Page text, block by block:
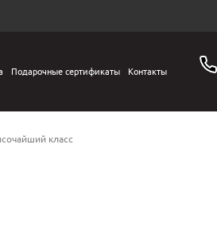
Подарочные сертификаты Контакты
класс